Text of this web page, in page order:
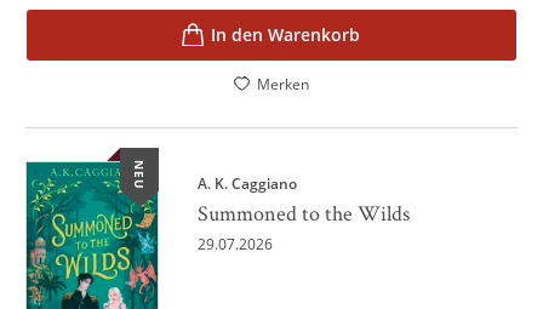
In den Warenkorb
Merken
NEU A. K. Caggiano
Summoned to the Wilds
29.07.2026